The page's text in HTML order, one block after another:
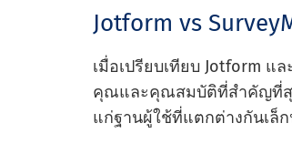
Jotform vs
เมื่อเปรียบเทียบ Jotform
คุณและคุณสมบัติที่สําคัญที่สุ
แก่ฐานผู้ใช้ที่แตกต่างกันเล็